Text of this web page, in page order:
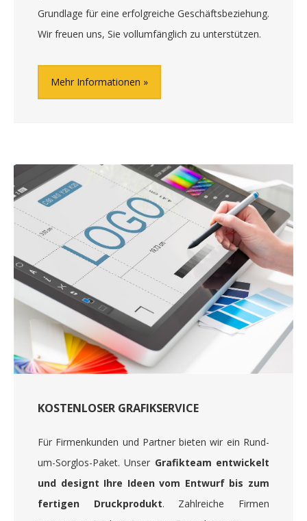
Grundlage für eine erfolgreiche Geschäftsbeziehung.
Wir freuen uns, Sie vollumfänglich zu unterstützen.
Mehr Informationen
KOSTENLOSER GRAFIKSERVICE
Für Firmenkunden und Partner bieten wir ein Rund-
um-Sorglos-Paket. Unser Grafikteam entwickelt
und designt Ihre Ideen vom Entwurf bis zum
fertigen Druckprodukt. Zahlreiche Firmen